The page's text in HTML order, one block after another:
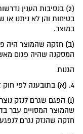
(2) בנסיבות הענין
בטיחות והן לא ניתנו
במוצר.
(ב) חזקה שהמוצר היה
המסקנה שהיה פגום
הגנות
4. (א) בתובענה לפי חוק זה לא תהא ליצרן הגנה אלא באחת מאלה:
(1) הפגם שגרם לנזק
שהמוצר המסויים עבר
חזקה שהנזק נגרם